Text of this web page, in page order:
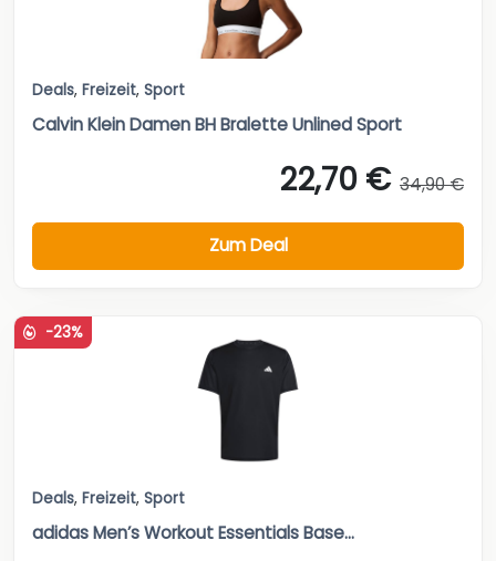
Deals, Freizeit, Sport
Calvin Klein Damen BH Bralette Unlined Sport
22,70 € 34,90 €
Zum Deal
-23%
Deals, Freizeit, Sport
adidas Men’s Workout Essentials Base...